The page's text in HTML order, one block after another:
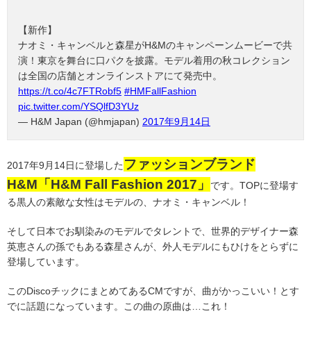
【新作】
ナオミ・キャンベルと森星がH&Mのキャンペーンムービーで共
演！東京を舞台に口パクを披露。モデル着用の秋コレクション
は全国の店舗とオンラインストアにて発売中。
https://t.co/4c7FTRobf5 #HMFallFashion
pic.twitter.com/YSQlfD3YUz
— H&M Japan (@hmjapan) 2017年9月14日
2017年9月14日に登場した ファッションブランド
H&M「H&M Fall Fashion 2017」
です。TOPに登場す
る黒人の素敵な女性はモデルの、ナオミ・キャンベル！
そして日本でお馴染みのモデルでタレントで、世界的デザイナー森
英恵さんの孫でもある森星さんが、外人モデルにもひけをとらずに
登場しています。
このDiscoチックにまとめてあるCMですが、曲がかっこいい！とす
でに話題になっています。この曲の原曲は…これ！